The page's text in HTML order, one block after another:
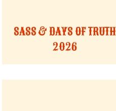
SASS & DAYS OF TRUTH
2026